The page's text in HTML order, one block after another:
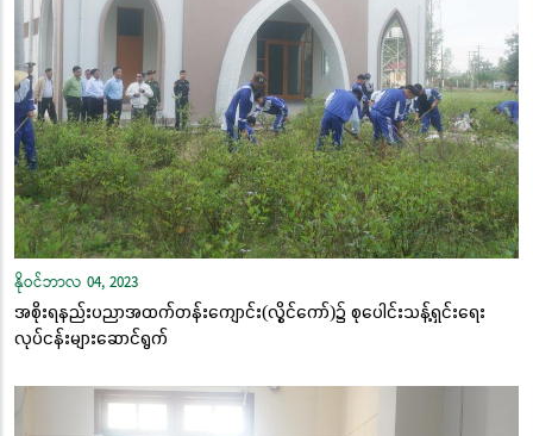
နိုဝင်ဘာလ 04, 2023
အစိုးရနည်းပညာအထက်တန်းကျောင်း(လွိုင်ကော်)၌ စုပေါင်းသန့်ရှင်းရေး
လုပ်ငန်းများဆောင်ရွက်